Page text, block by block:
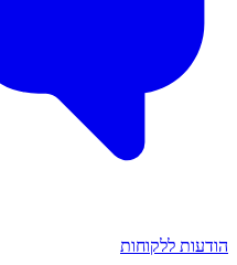
הודעות ללקוחות